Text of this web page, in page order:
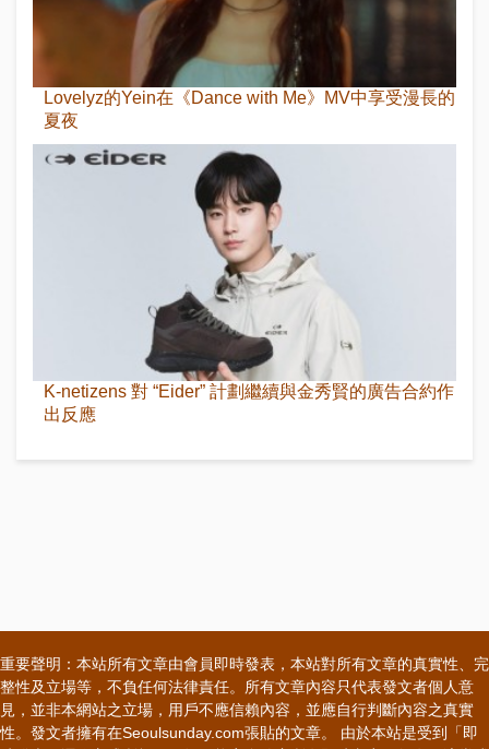
Lovelyz的Yein在《Dance with Me》MV中享受漫長的
夏夜
K-netizens 對 “Eider” 計劃繼續與金秀賢的廣告合約作
出反應
重要聲明：本站所有文章由會員即時發表，本站對所有文章的真實性、完
整性及立場等，不負任何法律責任。所有文章內容只代表發文者個人意
見，並非本網站之立場，用戶不應信賴內容，並應自行判斷內容之真實
性。發文者擁有在Seoulsunday.com張貼的文章。 由於本站是受到「即